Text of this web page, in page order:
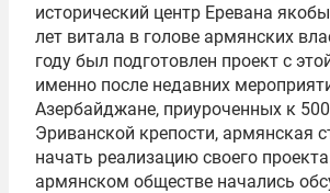
исторический центр Еревана
лет витала в голове армянских
году был подготовлен проект с
именно после недавних
Азербайджане, приуроченных к
Эриванской крепости, армянская
начать реализацию своего
армянском обществе начались